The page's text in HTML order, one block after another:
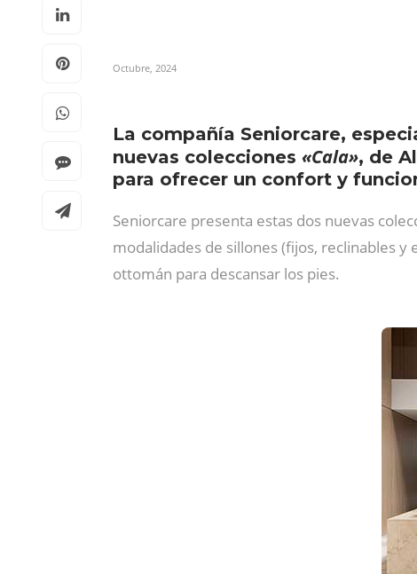
Octubre, 2024
La compañía Seniorcare,
nuevas colecciones «Cala», de
para ofrecer un confort y
Seniorcare presenta estas dos nuevas
modalidades de sillones (fijos, reclinables
ottomán para descansar los pies.